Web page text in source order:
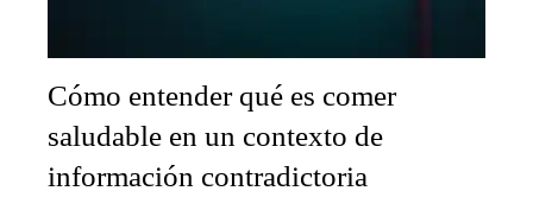
Cómo entender qué es comer
saludable en un contexto de
información contradictoria